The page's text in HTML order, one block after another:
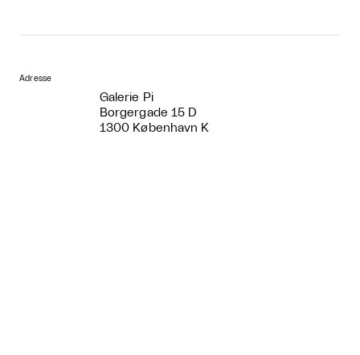
Adresse
Galerie Pi
Borgergade 15 D
1300 København K